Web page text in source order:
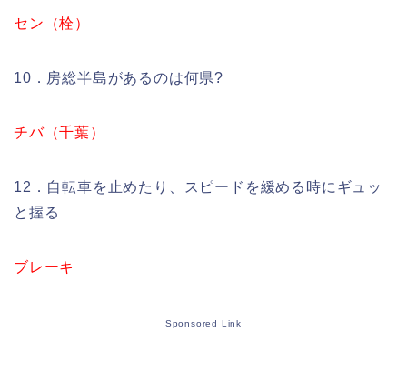
セン（栓）
10．房総半島があるのは何県?
チバ（千葉）
12．自転車を止めたり、スピードを緩める時にギュッ
と握る
ブレーキ
Sponsored Link